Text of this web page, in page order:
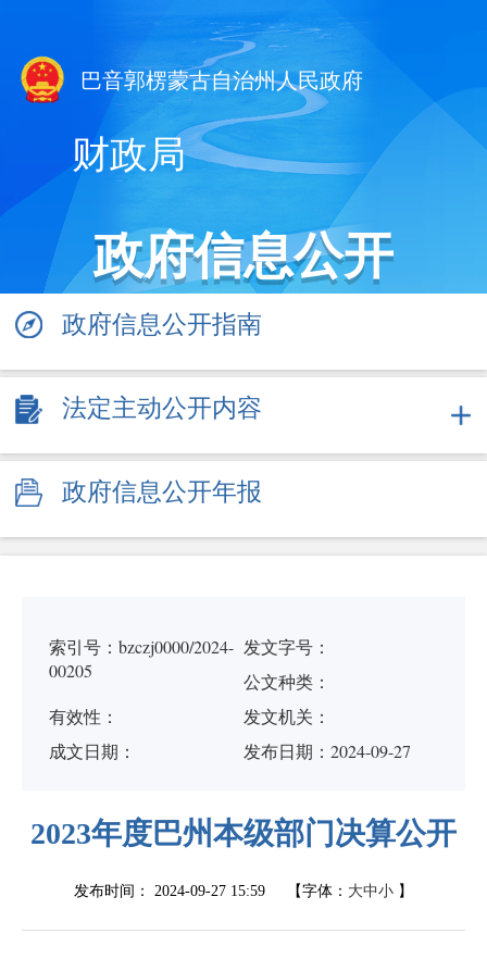
巴音郭楞蒙古自治州人民政府
财政局
政府信息公开
政府信息公开指南
法定主动公开内容
政府信息公开年报
索引号：bzczj0000/2024-
00205
发文字号：
公文种类：
有效性：
发文机关：
成文日期：
发布日期：2024-09-27
2023年度巴州本级部门决算公开
发布时间： 2024-09-27 15:59 【字体： 大中小 】